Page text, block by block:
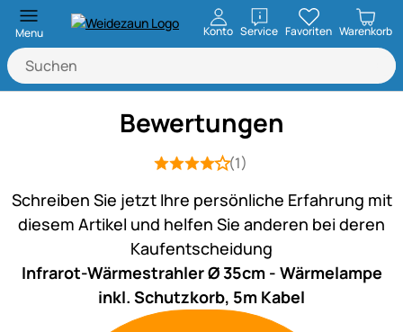
Menu Konto ServiceöffnenFavoriten Warenkorb
Bewertungen
Bewertung: 4 von 5 (1 Bewertungen)
1 Bewertung(1)
Schreiben Sie jetzt Ihre persönliche Erfahrung mit
diesem Artikel und helfen Sie anderen bei deren
Kaufentscheidung
Infrarot-Wärmestrahler Ø 35cm - Wärmelampe
inkl. Schutzkorb, 5m Kabel